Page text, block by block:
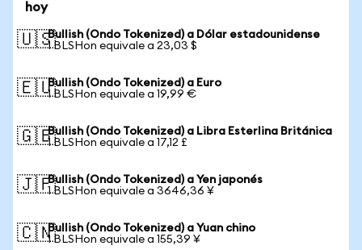
hoy
🇺🇸Bullish (Ondo Tokenized) a Dólar estadounidense
1 BLSHon equivale a 23,03 $
🇪🇺Bullish (Ondo Tokenized) a Euro
1 BLSHon equivale a 19,99 €
🇬🇧Bullish (Ondo Tokenized) a Libra Esterlina Británica
1 BLSHon equivale a 17,12 £
🇯🇵Bullish (Ondo Tokenized) a Yen japonés
1 BLSHon equivale a 3646,36 ¥
🇨🇳Bullish (Ondo Tokenized) a Yuan chino
1 BLSHon equivale a 155,39 ¥